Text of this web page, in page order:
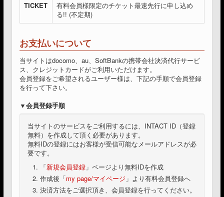
TICKET
有料会員様限定のチケット最速先行に申し込め
る!! (不定期)
お支払いについて
当サイトはdocomo、au、SoftBankの携帯会社決済代行サービ
ス、クレジットカードがご利用いただけます。
会員登録をご希望されるユーザー様は、下記の手順で会員登録
を行って下さい。
会員登録手順
当サイトのサービスをご利用するには、INTACT ID（登録
無料）を作成して頂く必要があります。
無料IDの登録にはお客様が受信可能なメールアドレスが必
要です。
「新規会員登録 」ページより無料IDを作成
作成後「my page/マイページ 」より有料会員登録へ
決済方法をご選択頂き、会員登録を行ってください。